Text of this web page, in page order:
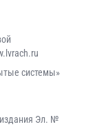
системы»
издания Эл. №